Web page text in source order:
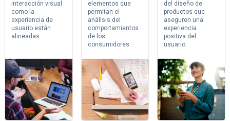
interacción visual
como la
experiencia de
usuario están
alineadas.
elementos que
permitan el
análisis del
comportamientos
de los
consumidores.
del diseño de
productos que
aseguren una
experiencia
positiva del
usuario.